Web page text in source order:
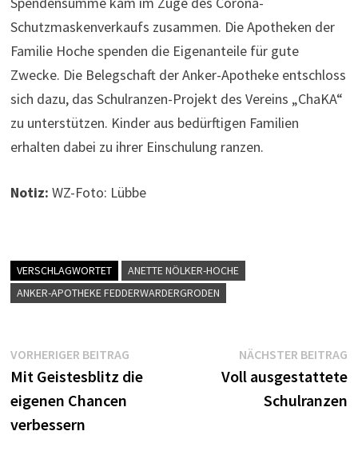
Schutzmaskenverkaufs zusammen. Die Apotheken der
Familie Hoche spenden die Eigenanteile für gute
Zwecke. Die Belegschaft der Anker-Apotheke entschloss
sich dazu, das Schulranzen-Projekt des Vereins „ChaKA“
zu unterstützen. Kinder aus bedürftigen Familien
erhalten dabei zu ihrer Einschulung ranzen.
Notiz: WZ-Foto: Lübbe
VERSCHLAGWORTET
ANETTE NÖLKER-HOCHE
ANKER-APOTHEKE FEDDERWARDERGRODEN
Beitragsnavigation
VORHERIGER BEITRAGVorheriger
Beitrag:
Mit Geistesblitz die
eigenen Chancen
verbessern
NÄCHSTER BEITRAG
Voll ausgestattete
Schulranzen